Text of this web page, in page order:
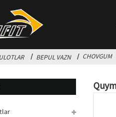
BEPUL VAZN CHOVGUM